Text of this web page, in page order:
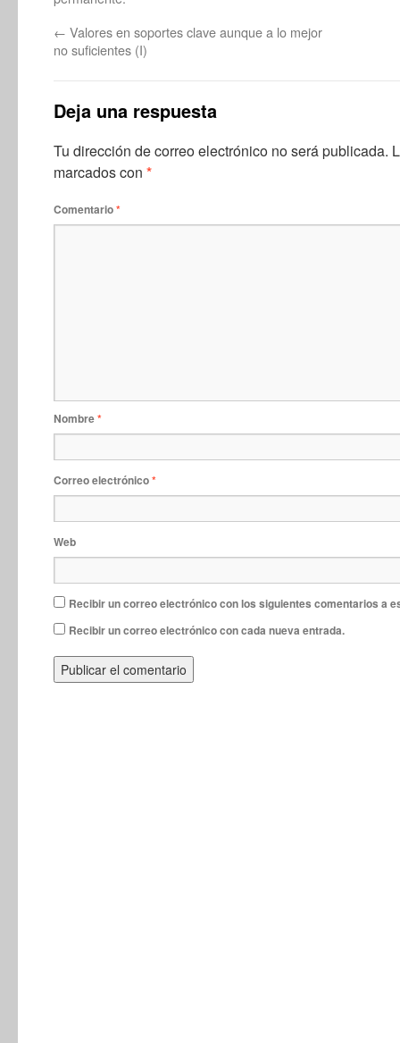
← Valores en soportes clave aunque a lo mejor
no suficientes (I)
Deja una respuesta
Tu dirección de correo electrónico no será publicada.
marcados con *
Comentario*
Nombre*
Correo electrónico*
Web
Recibir un correo electrónico con los siguientes comentarios a
Recibir un correo electrónico con cada nueva entrada.